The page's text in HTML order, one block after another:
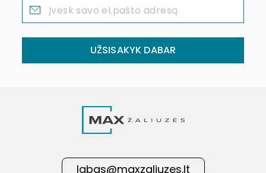
UŽSISAKYK DABAR
labas@maxzaliuzes.lt